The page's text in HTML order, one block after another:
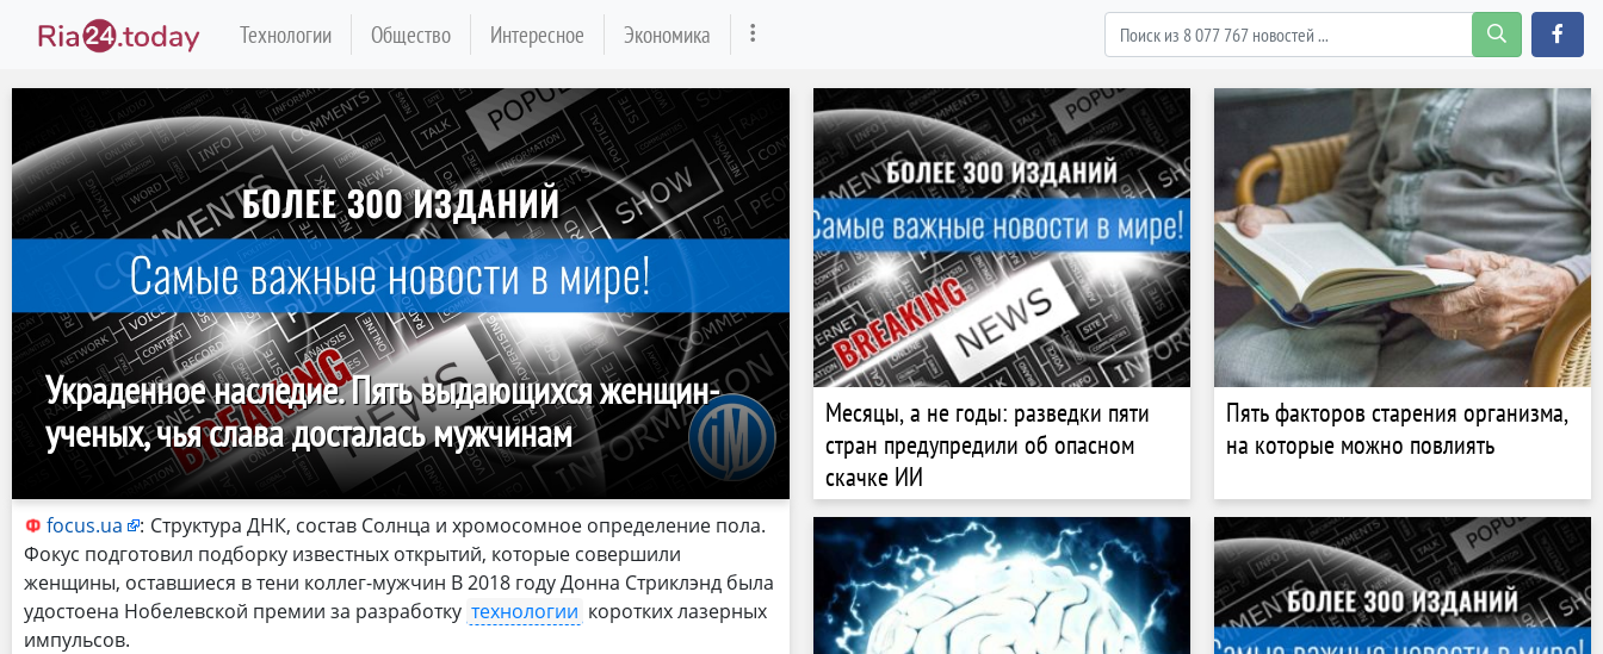
Технологии Общество Интересное Экономика
Украденное наследие. Пять выдающихся женщин-
ученых, чья слава досталась мужчинам
focus.ua : Структура ДНК, состав Солнца и хромосомное определение пола.
Фокус подготовил подборку известных открытий, которые совершили
женщины, оставшиеся в тени коллег-мужчин В 2018 году Донна Стриклэнд была
удостоена Нобелевской премии за разработку технологии коротких лазерных
импульсов.
Месяцы, а не годы: разведки пяти
стран предупредили об опасном
скачке ИИ
Пять факторов старения организма,
на которые можно повлиять